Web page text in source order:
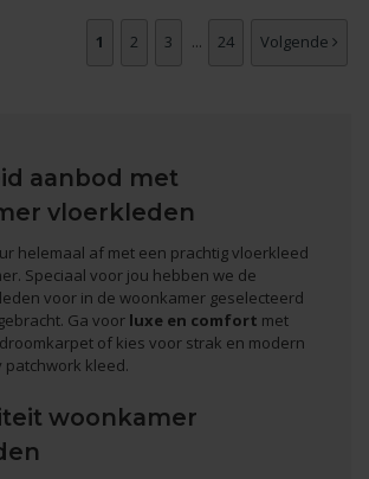
1 2 3 ... 24 Volgende
aanbod met
vloerkleden
helemaal af met een prachtig vloerkleed
Speciaal voor jou hebben we de
voor in de woonkamer geselecteerd
Ga voor luxe en comfort met
of kies voor strak en modern
patchwork kleed.
woonkamer